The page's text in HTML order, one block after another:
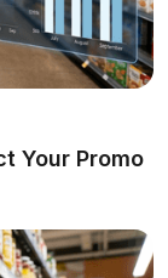
Your Promo